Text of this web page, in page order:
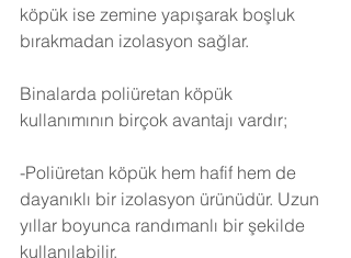
köpük ise zemine yapışarak boşluk
bırakmadan izolasyon sağlar.
Binalarda poliüretan köpük
kullanımının birçok avantajı vardır;
-Poliüretan köpük hem hafif hem de
dayanıklı bir izolasyon ürünüdür. Uzun
yıllar boyunca randımanlı bir şekilde
kullanılabilir.